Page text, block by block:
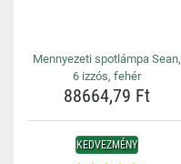
Mennyezeti spotlámpa Sean,
6 izzós, fehér
88664,79 Ft
KEDVEZMÉNY